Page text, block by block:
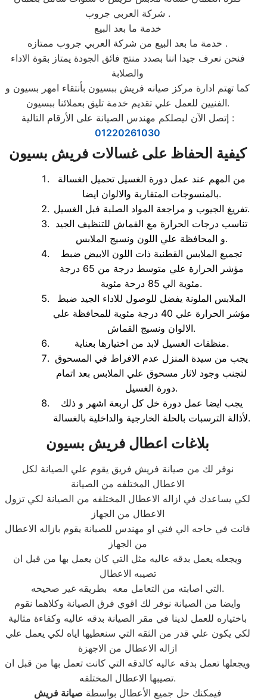
شركة العربي جروب .
خدمة ما بعد البيع
خدمة ما بعد البيع من شركة العربي جروب ممتازه .
فنحن نعرف جيدا اننا بصدد منتج فائق الجودة يمتاز بقوة الاداء
والصلابة
كما تهتم ادارة مركز صيانه فريش ببسيون بأنتقاء امهر بسيون و
الفنيين للعمل علي تقديم خدمة تليق بعملائنا ببسيون.
إتصل الآن ليصلكم مهندس الصيانة على الأرقام التالية :
01220261030
كيفية الحفاظ على غسالات فريش بسيون
من المهم عند عمل دورة الغسيل تحميل الغسالة
بالمنسوجات المتقاربة والالوان ايضا.
تفريغ الجيوب و مراجعة المواد الصلبة فبل الغسيل.
تناسب درجات الحرارة مع القماش للتنظيف الجيد
و المحافظة علي اللون ونسيج الملابس.
تجميع الملابس القطنية ذات اللون الابيض ضبط
مؤشر الحرارة علي متوسط درجة من 65 درجة
مئوية الي 85 درحة مئوية.
الملابس الملونة يفضل للوصول للاداء الجيد ضبط
مؤشر الحرارة علي 40 درجة مئوية للمحافظة علي
الالوان ونسيج القماش.
منظفات الغسيل لابد من اختيارها بعناية.
يجب من سيدة المنزل عدم الافراط في المسحوق
لتجنب وجود لاثار مسحوق علي الملابس بعد اتمام
دورة الغسيل.
يجب ايضا عمل دورة خل كل اربعة اشهر و ذلك
لأذالة الترسبات بالحلة الخارجية والداخلية بالغسالة.
بلاغات اعطال فريش بسيون
نوفر لك من صيانة فريش فريق يقوم علي الصيانة لكل
الاعطال المختلفه من الصيانة
لكي يساعدك في ازاله الاعطال المختلفه من الصيانة لكي تزول
الاعطال من الجهاز
فانت في حاجه الي فني او مهندس للصيانة يقوم بازاله الاعطال
من الجهاز
ويجعله يعمل بدقه عاليه مثل التي كان يعمل بها من قبل ان
تصيبه الاعطال
التي اصابته من التعامل معه بطريقه غير صحيحه.
وايضا من الصيانة نوفر لك اقوي فرق الصيانة وكلاهما نقوم
باختياره للعمل لدينا في مقر الصيانة بدقه عاليه وكفاءة مثالية
لكي يكون علي قدر من الثقه التي سنعطيها اياه لكي يعمل علي
ازاله الاعطال من الاجهزة
ويجعلها تعمل بدقه عاليه كالدقه التي كانت تعمل بها من قبل ان
تصيبها الاعطال المختلفه.
فيمكنك حل جميع الأعطال بواسطة صيانة فريش